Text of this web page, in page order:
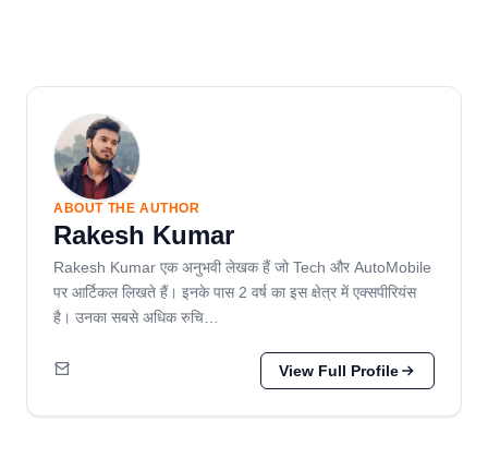
ABOUT THE AUTHOR
Rakesh Kumar
Rakesh Kumar एक अनुभवी लेखक हैं जो Tech और AutoMobile
पर आर्टिकल लिखते हैं। इनके पास 2 वर्ष का इस क्षेत्र में एक्सपीरियंस
है। उनका सबसे अधिक रुचि…
View Full Profile